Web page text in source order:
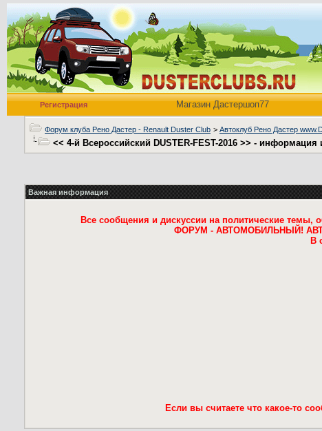
Регистрация Магазин Дастершоп77
Форум клуба Рено Дастер - Renault Duster Club > Автоклуб Рено Дастер
<< 4-й Всероссийский DUSTER-FEST-2016 >> - информация
Важная информация
Все сообщения и дискуссии на политические темы,
ФОРУМ - АВТОМОБИЛЬНЫЙ!
В
Если вы считаете что какое-то